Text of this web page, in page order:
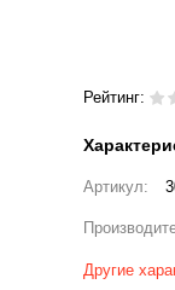
Артикул:
Другие
Рейтинг: